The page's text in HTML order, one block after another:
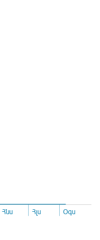
Հնս Հլս Օգս